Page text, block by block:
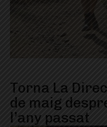
Torna La
de maig
l’any passat